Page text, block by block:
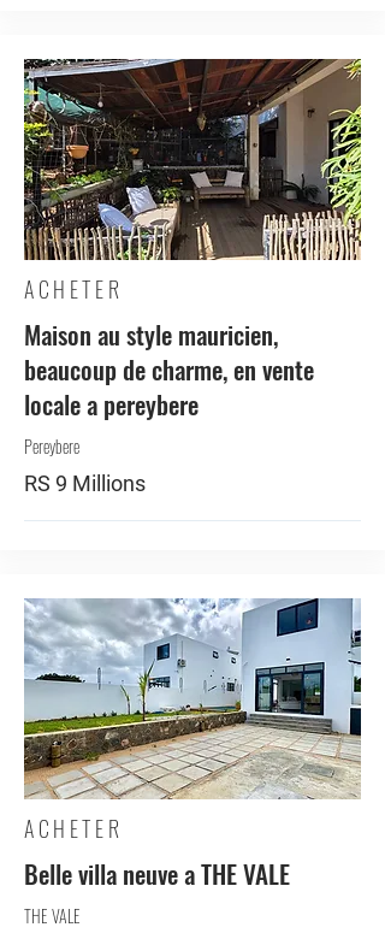
ACHETER
Maison au style mauricien,
beaucoup de charme, en vente
locale a pereybere
Pereybere
RS 9 Millions
ACHETER
Belle villa neuve a THE VALE
THE VALE